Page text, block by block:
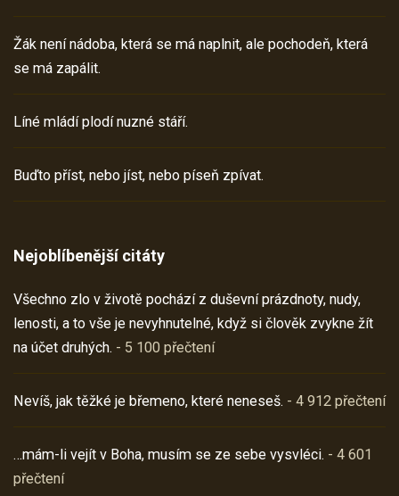
Žák není nádoba, která se má naplnit, ale pochodeň, která
se má zapálit.
Líné mládí plodí nuzné stáří.
Buďto příst, nebo jíst, nebo píseň zpívat.
Nejoblíbenější citáty
Všechno zlo v životě pochází z duševní prázdnoty, nudy,
lenosti, a to vše je nevyhnutelné, když si člověk zvykne žít
na účet druhých. - 5 100 přečtení
Nevíš, jak těžké je břemeno, které neneseš. - 4 912 přečtení
…mám-li vejít v Boha, musím se ze sebe vysvléci. - 4 601
přečtení